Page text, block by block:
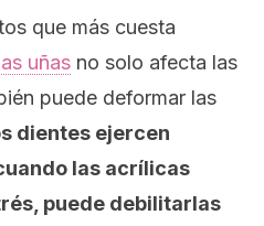
que más cuesta
uñas no solo afecta las
puede deformar las
dientes ejercen
las acrílicas
puede debilitarlas